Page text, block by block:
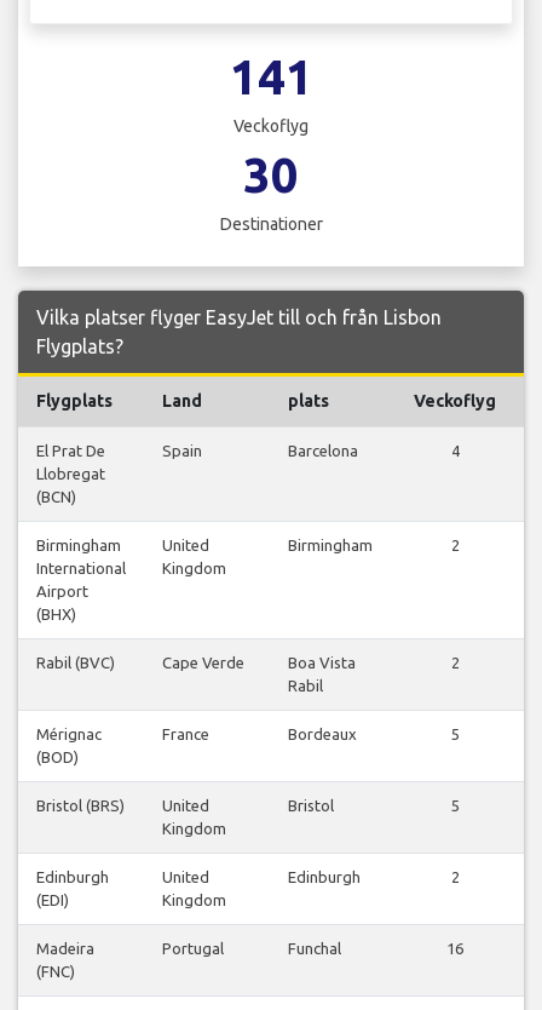
141
Veckoflyg
30
Destinationer
Vilka platser flyger EasyJet till och från Lisbon
Flygplats?
Flygplats Land plats Veckoflyg
El Prat De
Llobregat
(BCN)
Spain Barcelona 4
Birmingham
International
Airport
(BHX)
United
Kingdom
Birmingham 2
Rabil (BVC) Cape Verde
Boa Vista
Rabil
2
Mérignac
(BOD)
France Bordeaux 5
Bristol (BRS)
United
Kingdom
Bristol 5
Edinburgh
(EDI)
United
Kingdom
Edinburgh 2
Madeira
(FNC)
Portugal Funchal 16